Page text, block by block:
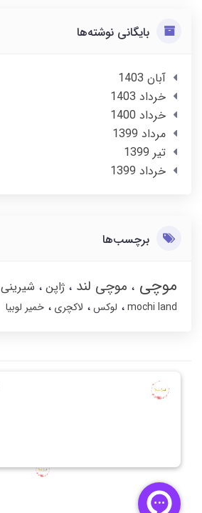
بایگانی نوشته‌ها
آبان 1403
خرداد 1403
خرداد 1400
مرداد 1399
تير 1399
خرداد 1399
برچسب‌ها
موچی موچی لند ژاپن شیرینی
mochi land
لوکس لاکچری خمیر لوبیا